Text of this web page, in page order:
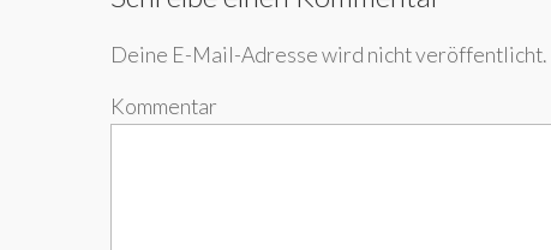
Deine E-Mail-Adresse wird nicht veröffentlicht.
Kommentar